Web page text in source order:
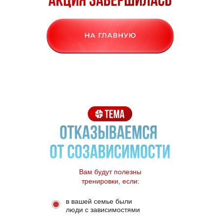
Вам будут полезны
тренировки, если:
в вашей семье были
люди с зависимостями